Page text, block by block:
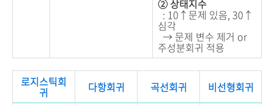
② 상태지수
: 10↑문제 있음, 30↑
심각
→ 문제 변수 제거 or
주성분회귀 적용
로지스틱회
귀 다항회귀 곡선회귀 비선형회귀